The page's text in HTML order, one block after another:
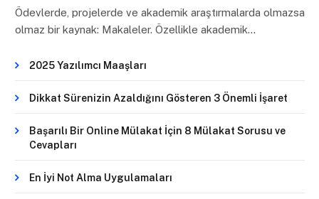
Ödevlerde, projelerde ve akademik araştırmalarda olmazsa
olmaz bir kaynak: Makaleler. Özellikle akademik…
2025 Yazılımcı Maaşları
Dikkat Sürenizin Azaldığını Gösteren 3 Önemli İşaret
Başarılı Bir Online Mülakat İçin 8 Mülakat Sorusu ve
Cevapları
En İyi Not Alma Uygulamaları